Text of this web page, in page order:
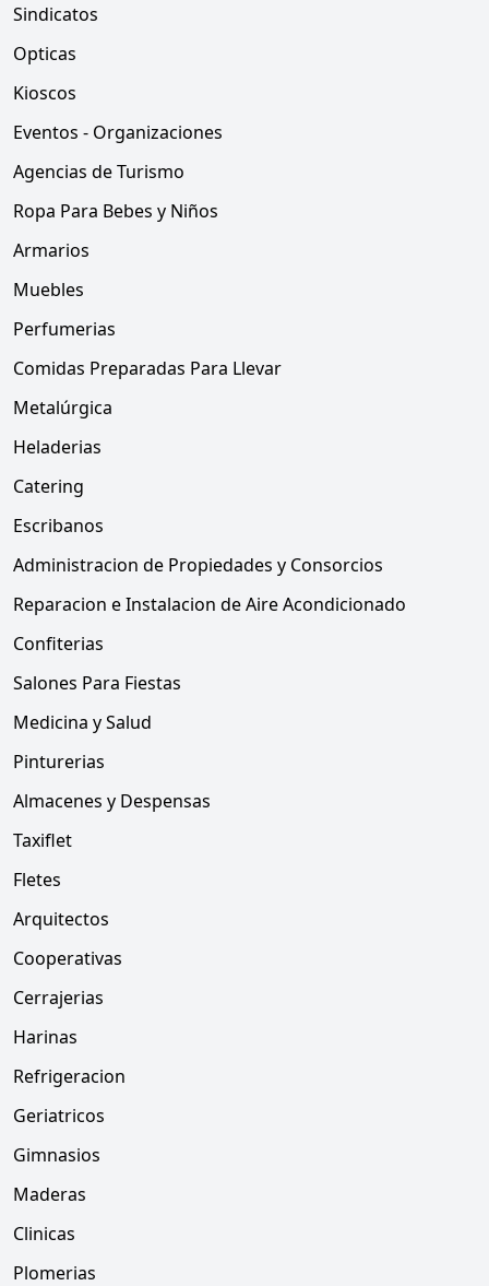
Sindicatos
Opticas
Kioscos
Eventos - Organizaciones
Agencias de Turismo
Ropa Para Bebes y Niños
Armarios
Muebles
Perfumerias
Comidas Preparadas Para Llevar
Metalúrgica
Heladerias
Catering
Escribanos
Administracion de Propiedades y Consorcios
Reparacion e Instalacion de Aire Acondicionado
Confiterias
Salones Para Fiestas
Medicina y Salud
Pinturerias
Almacenes y Despensas
Taxiflet
Fletes
Arquitectos
Cooperativas
Cerrajerias
Harinas
Refrigeracion
Geriatricos
Gimnasios
Maderas
Clinicas
Plomerias